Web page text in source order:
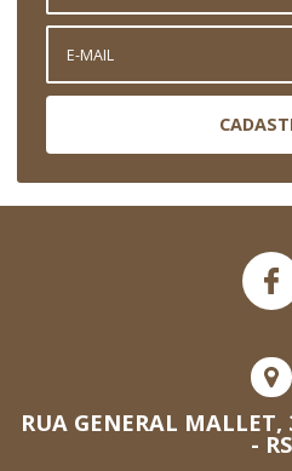
RUA GENERAL MALLET,
- RS